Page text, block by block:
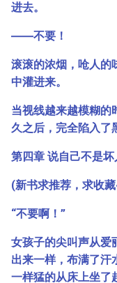
进去。
――不要！
滚滚的浓烟，呛人的
中灌进来。
当视线越来越模糊的
久之后，完全陷入了
第四章 说自己不是
(新书求推荐，求收
“不要啊！”
女孩子的尖叫声从爱
出来一样，布满了汗
一样猛的从床上坐了